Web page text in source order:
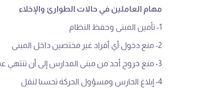
مهام العاملين في حالات الطوارئ والإخلاء
1- تأمين المبنى وحفظ النظام
2- منع دخول أي أفراد غير مختصين داخل المبنى
3- منع خروج أحد من مبنى المدارس إلى أن تنتهي عملية الإخلاء
4- إبلاغ الحارس ومسؤول الحركة تحسبا لنقل